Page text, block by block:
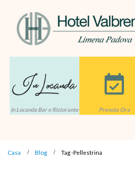
Prenota Ora
In Locanda Bar e Ristorante
Casa Blog Tag -Pellestrina